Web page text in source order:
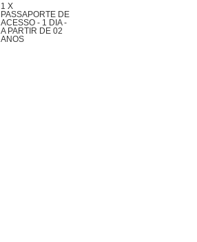
1 X
PASSAPORTE DE
ACESSO - 1 DIA -
A PARTIR DE 02
ANOS